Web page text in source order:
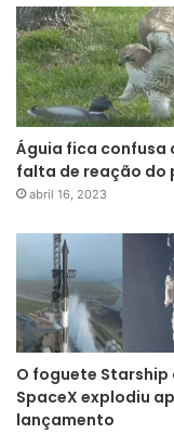
Águia fica confusa
falta de reação do
abril 16, 2023
O foguete Starship
SpaceX explodiu
lançamento